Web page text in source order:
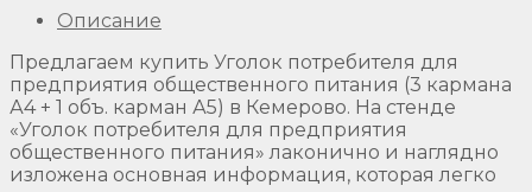
Описание
Предлагаем купить Уголок потребителя для
предприятия общественного питания (3 кармана
А4 + 1 объ. карман А5) в Кемерово. На стенде
«Уголок потребителя для предприятия
общественного питания» лаконично и наглядно
изложена основная информация, которая легко